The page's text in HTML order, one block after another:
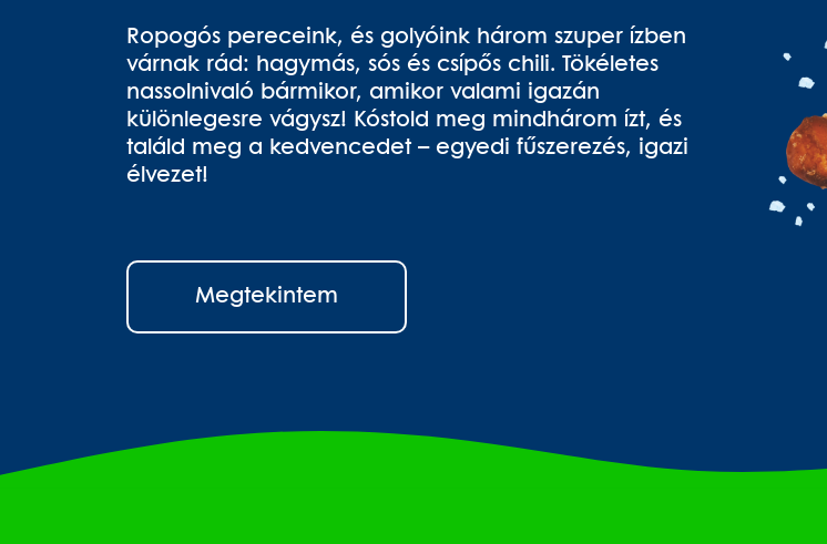
Ropogós pereceink, és golyóink három szuper ízben
várnak rád: hagymás, sós és csípős chili. Tökéletes
nassolnivaló bármikor, amikor valami igazán
különlegesre vágysz! Kóstold meg mindhárom ízt, és
találd meg a kedvencedet – egyedi fűszerezés, igazi
élvezet!
Megtekintem